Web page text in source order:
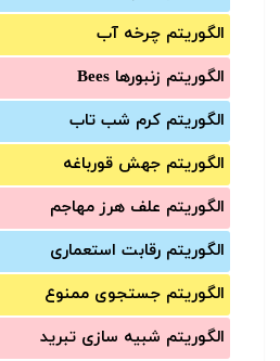
الگوریتم چرخه آب
الگوریتم زنبورها Bees
الگوریتم کرم شب تاب
الگوریتم جهش قورباغه
الگوریتم علف هرز مهاجم
الگوریتم رقابت استعماری
الگوریتم جستجوی ممنوع
الگوریتم شبیه سازی تبرید